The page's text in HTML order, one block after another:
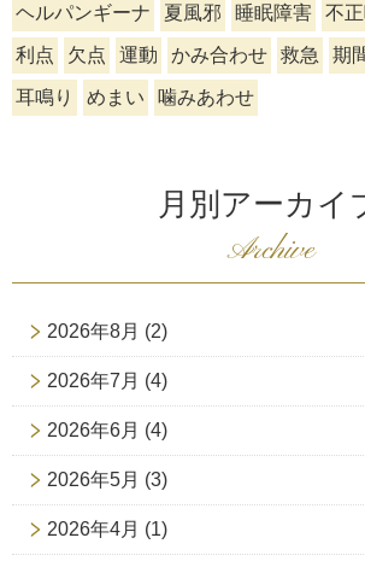
ヘルパンギーナ 夏風邪 睡眠障害 不
利点 欠点 運動 かみ合わせ 救急 期
耳鳴り めまい 噛みあわせ
月別アーカイ
Archive
2026年8月 (2)
2026年7月 (4)
2026年6月 (4)
2026年5月 (3)
2026年4月 (1)